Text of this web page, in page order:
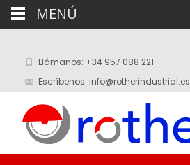
Llámanos: +34 957 088 221
Escríbenos: info@rotherindustrial.es
MENÚ